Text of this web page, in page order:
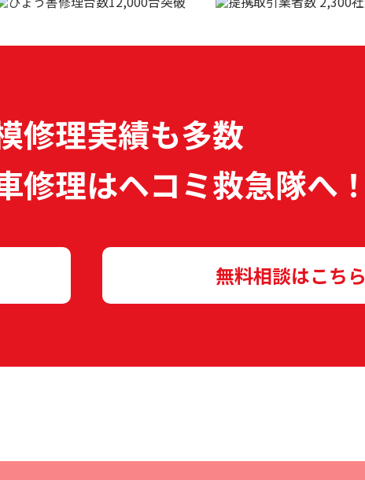
修理実績も多数
修理はヘコミ救急隊へ！
無料相談はこちら